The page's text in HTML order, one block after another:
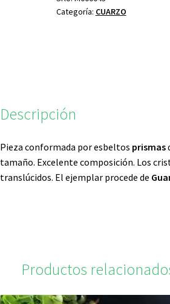
Categoría: CUARZO
Descripción
Pieza conformada por esbeltos prismas
tamaño. Excelente composición. Los
translúcidos. El ejemplar procede de
Productos